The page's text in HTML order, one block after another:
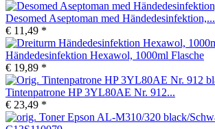
Desomed Aseptoman med Händedesinfektion,...
€ 11,49 *
Händedesinfektion Hexawol, 1000ml Flasche
€ 19,89 *
Tintenpatrone HP 3YL80AE Nr. 912...
€ 23,49 *